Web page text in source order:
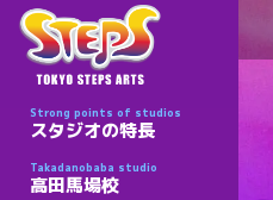
Strong points of studios
スタジオの特長
Takadanobaba studio
高田馬場校